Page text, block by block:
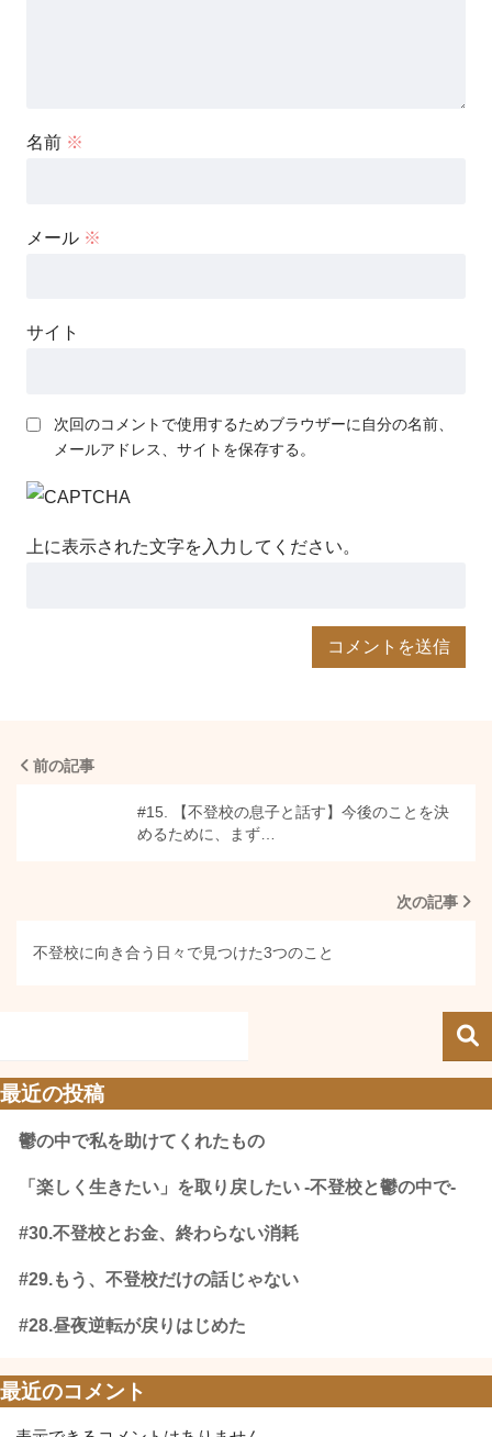
名前 ※
メール ※
サイト
次回のコメントで使用するためブラウザーに自分の名前、
メールアドレス、サイトを保存する。
上に表示された文字を入力してください。
前の記事
#15. 【不登校の息子と話す】今後のことを決
めるために、まず…
次の記事
不登校に向き合う日々で見つけた3つのこと
最近の投稿
鬱の中で私を助けてくれたもの
「楽しく生きたい」を取り戻したい -不登校と鬱の中で-
#30.不登校とお金、終わらない消耗
#29.もう、不登校だけの話じゃない
#28.昼夜逆転が戻りはじめた
最近のコメント